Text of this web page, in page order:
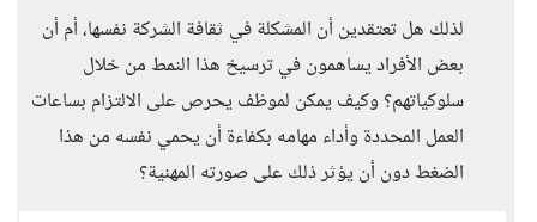
لذلك هل تعتقدين أن المشكلة في ثقافة الشركة نفسها، أم أن
بعض الأفراد يساهمون في ترسيخ هذا النمط من خلال
سلوكياتهم؟ وكيف يمكن لموظف يحرص على الالتزام بساعات
العمل المحددة وأداء مهامه بكفاءة أن يحمي نفسه من هذا
الضغط دون أن يؤثر ذلك على صورته المهنية؟